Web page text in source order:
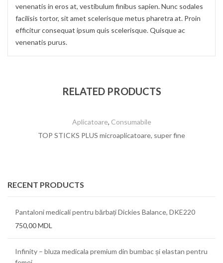
venenatis in eros at, vestibulum finibus sapien. Nunc sodales
facilisis tortor, sit amet scelerisque metus pharetra at. Proin
efficitur consequat ipsum quis scelerisque. Quisque ac
venenatis purus.
RELATED PRODUCTS
Aplicatoare, Consumabile
TOP STICKS PLUS microaplicatoare, super fine
RECENT PRODUCTS
Pantaloni medicali pentru bărbați Dickies Balance, DKE220
750,00MDL
Infinity – bluza medicala premium din bumbac și elastan pentru